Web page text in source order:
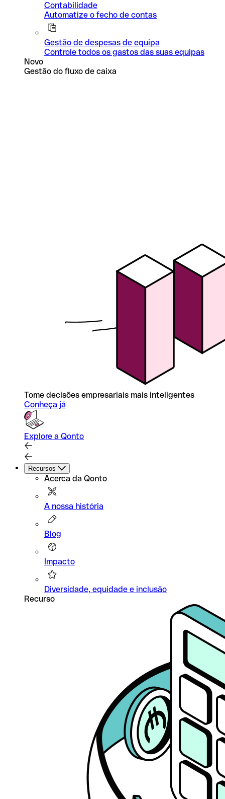
Contabilidade
Automatize o fecho de contas
Gestão de despesas de equipa
Controle todos os gastos das suas equipas
Novo
Gestão do fluxo de caixa
Tome decisões empresariais mais inteligentes
Conheça já
Explore a Qonto
Recursos
Acerca da Qonto
A nossa história
Blog
Impacto
Diversidade, equidade e inclusão
Recurso